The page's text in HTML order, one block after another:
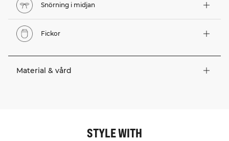
Snörning i midjan
Fickor
Material & vård
STYLE WITH